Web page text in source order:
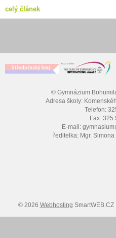
celý článek
© Gymnázium
Adresa školy:
Telefon:
Fax: 325
E-mail:
ředitelka: Mgr. Simona
© 2026 Webhosting SmartWEB.CZ